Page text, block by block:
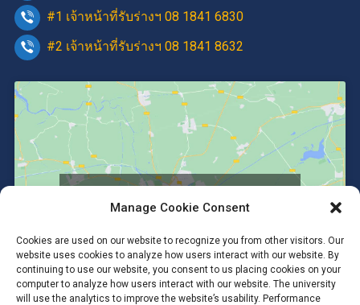
Manage Cookie Consent
Cookies are used on our website to recognize you from other visitors. Our
website uses cookies to analyze how users interact with our website. By
continuing to use our website, you consent to us placing cookies on your
computer to analyze how users interact with our website. The university
will use the analytics to improve the website’s usability. Performance
#1 เจ้าหน้าที่รับร่างฯ 08 1841 6830
#2 เจ้าหน้าที่รับร่างฯ 08 1841 8632
enable this content